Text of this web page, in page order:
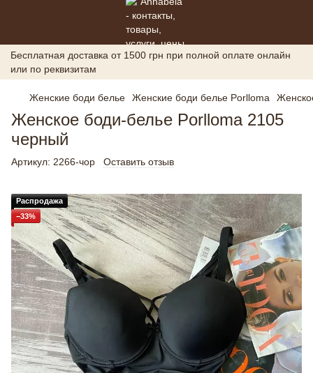
Бесплатная доставка от 1500 грн при полной оплате онлайн
или по реквизитам
Женские боди белье Женские боди белье Porlloma
Женское боди-белье Porlloma 2105
черный
Артикул: 2266-чор Оставить отзыв
Распродажа
−33%